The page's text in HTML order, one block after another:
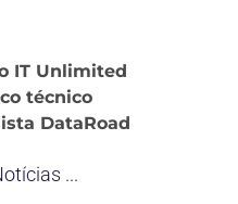
IT Unlimited
técnico
DataRoad
...